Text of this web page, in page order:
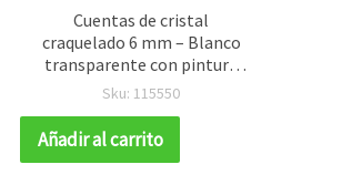
Cuentas de cristal
craquelado 6 mm – Blanco
transparente con pintura
roja, agujero 1 mm, tira ~140
creativa y manualidades DIY
llamativas
Sku: 115550
Añadir al carrito